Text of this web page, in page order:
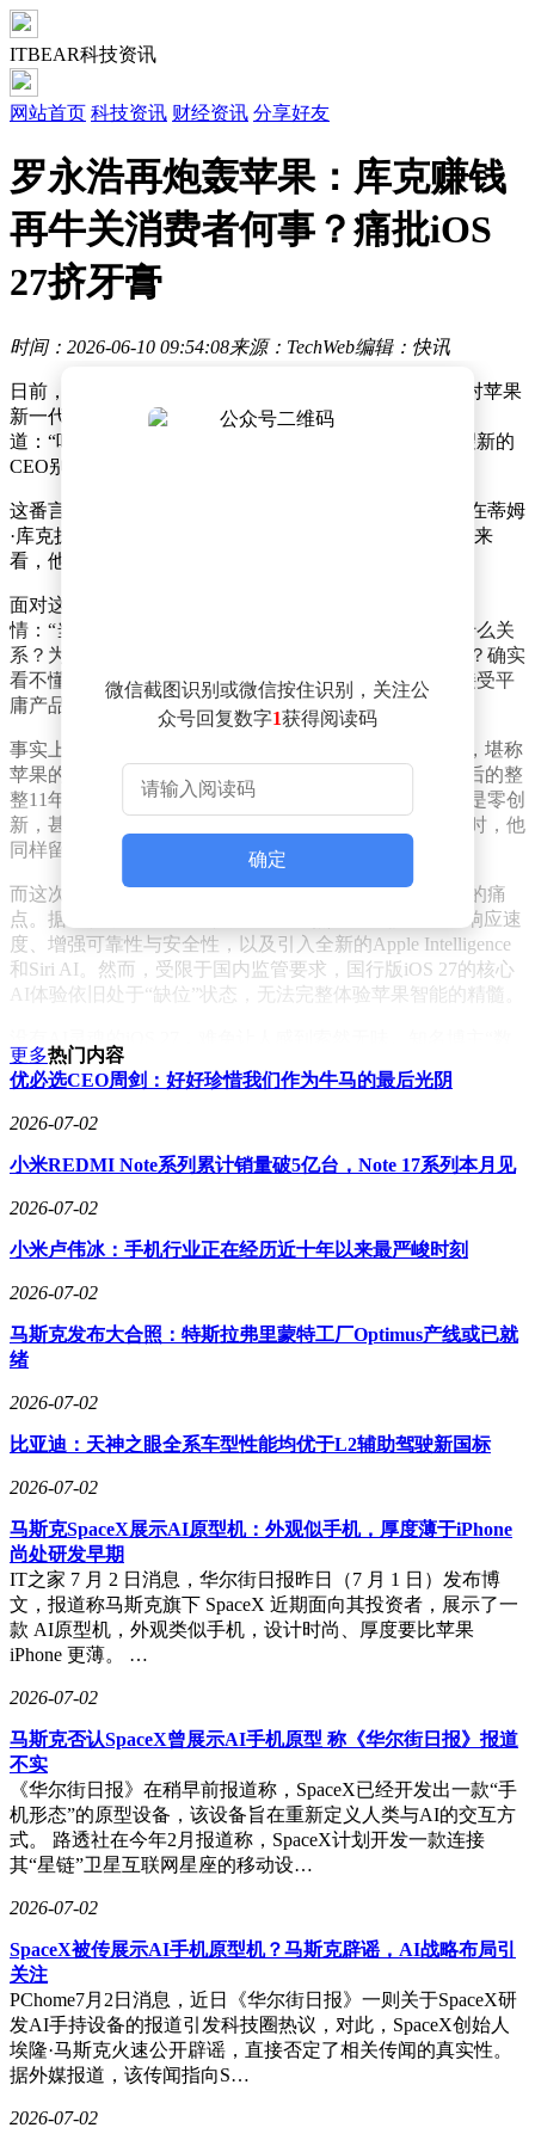
ITBEAR科技资讯
网站首页 科技资讯 财经资讯 分享好友
罗永浩再炮轰苹果：库克赚钱
再牛关消费者何事？痛批iOS
27挤牙膏
时间：2026-06-10 09:54:08来源：TechWeb编辑：快讯
日前，罗永浩转发了一条关于iOS 27的测评视频，再次对苹果
新一代操作系统开火。他用极具标志性的反讽口吻写
道：“哇，哇靠，哇塞，好多创新啊，赶紧退休吧，希望新的
CEO别再这样了。”
这番言论迅速引发网友热议。有支持库克的声音认为，在蒂姆
·库克执掌苹果期间，公司股价翻了十几倍，从商业成就来
看，他绝对算得上是一位伟大的CEO。
面对这种“以股价论英雄”的观点，罗永浩的回复毫不留
情：“当然，生意上大家都很服他……但这跟消费者有什么关
系？为什么天天被挤牙膏产品圈钱的消费者要犯这种贱？确实
看不懂。”在他看来，资本市场的狂欢与普通用户被迫接受平
庸产品是两码事，消费者没必要为商业成功买单。
事实上，罗永浩对苹果“创新枯竭”的指控并非一日之寒，堪称
苹果的“常年铁血黑”。2022年他就曾断言，乔布斯去世后的整
整11年里，苹果除了无线耳机确实出圈，其余产品几乎是零创
新，甚至有的还开倒车；到了2024年iPhone 16系列发布时，他
同样留下一句简短有力的差评：“又是零创新。”
而这次罗永浩的重拳出击，也确实戳中了不少国内用户的痛
点。据了解，iOS 27本次的主要升级点集中在提升系统响应速
度、增强可靠性与安全性，以及引入全新的Apple Intelligence
和Siri AI。然而，受限于国内监管要求，国行版iOS 27的核心
AI体验依旧处于“缺位”状态，无法完整体验苹果智能的精髓。
码闲聊站”体验后犀利点评：国行版充其量只能叫“iOS 26.5”。
除了新增节假日闹钟、液态玻璃可调节通透程度外，在缺失
Apple Intelligence和Siri AI的情况下，整体变化微乎其微。
核心AI功能的缺席，加上本就偏向底层优化的常规升级，让
后，“创新不足”“挤牙膏”的声浪再次席卷社交网络，罗永浩的
微信截图识别或微信按住识别，关注公
众号回复数字1获得阅读码
确定
更多热门内容
优必选CEO周剑：好好珍惜我们作为牛马的最后光阴
2026-07-02
小米REDMI Note系列累计销量破5亿台，Note 17系列本月见
2026-07-02
小米卢伟冰：手机行业正在经历近十年以来最严峻时刻
2026-07-02
马斯克发布大合照：特斯拉弗里蒙特工厂Optimus产线或已就
绪
2026-07-02
比亚迪：天神之眼全系车型性能均优于L2辅助驾驶新国标
2026-07-02
马斯克SpaceX展示AI原型机：外观似手机，厚度薄于iPhone
尚处研发早期
IT之家 7 月 2 日消息，华尔街日报昨日（7 月 1 日）发布博
文，报道称马斯克旗下 SpaceX 近期面向其投资者，展示了一
款 AI原型机，外观类似手机，设计时尚、厚度要比苹果
iPhone 更薄。 …
2026-07-02
马斯克否认SpaceX曾展示AI手机原型 称《华尔街日报》报道
不实
《华尔街日报》在稍早前报道称，SpaceX已经开发出一款“手
机形态”的原型设备，该设备旨在重新定义人类与AI的交互方
式。 路透社在今年2月报道称，SpaceX计划开发一款连接
其“星链”卫星互联网星座的移动设…
2026-07-02
SpaceX被传展示AI手机原型机？马斯克辟谣，AI战略布局引
关注
PChome7月2日消息，近日《华尔街日报》一则关于SpaceX研
发AI手持设备的报道引发科技圈热议，对此，SpaceX创始人
埃隆·马斯克火速公开辟谣，直接否定了相关传闻的真实性。
据外媒报道，该传闻指向S…
2026-07-02